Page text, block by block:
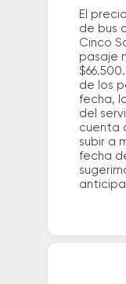
El
de bus
Cinco
pasaje
de los
fecha,
del
cuenta
subir a
fecha